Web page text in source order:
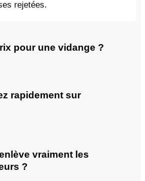
rejetées.
pour une vidange ?
rapidement sur
vraiment les
?